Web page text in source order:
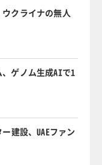
クライナの無人
ゲノム生成AIで1
建設、UAEファン